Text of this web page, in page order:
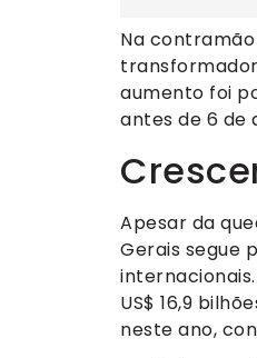
Na
aumento foi
antes de 6 de
Apesar da
Gerais segue
US$ 16,9
neste ano,